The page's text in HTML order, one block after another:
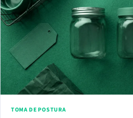
TOMA DE POSTURA